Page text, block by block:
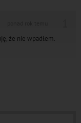
że nie wpadłem.